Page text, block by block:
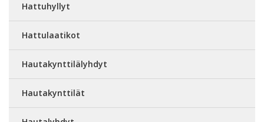
Hattuhyllyt
Hattulaatikot
Hautakynttilälyhdyt
Hautakynttilät